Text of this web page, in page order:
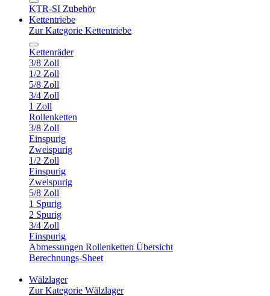
KTR-SI Zubehör
Kettentriebe
Zur Kategorie Kettentriebe
Kettenräder
3/8 Zoll
1/2 Zoll
5/8 Zoll
3/4 Zoll
1 Zoll
Rollenketten
3/8 Zoll
Einspurig
Zweispurig
1/2 Zoll
Einspurig
Zweispurig
5/8 Zoll
1 Spurig
2 Spurig
3/4 Zoll
Einspurig
Abmessungen Rollenketten Übersicht
Berechnungs-Sheet
Wälzlager
Zur Kategorie Wälzlager